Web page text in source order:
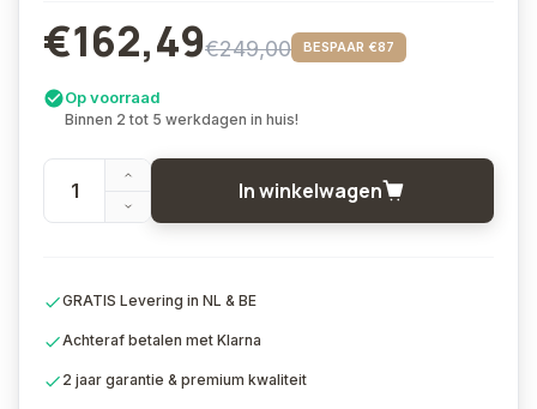
€162,49€249,00 BESPAAR €87
Op voorraad
Binnen 2 tot 5 werkdagen in huis!
In winkelwagen
GRATIS Levering in NL & BE
Achteraf betalen met Klarna
2 jaar garantie & premium kwaliteit